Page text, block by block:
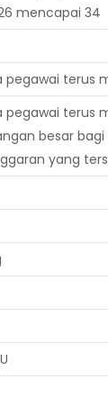
mencapai 34
pegawai terus
pegawai terus
besar
yang